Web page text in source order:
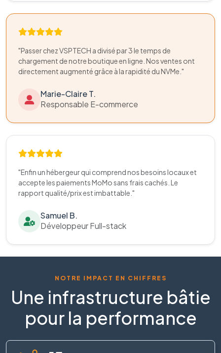
"Passer chez VSPTECH a divisé par 3 le temps de
chargement de notre boutique en ligne. Nos ventes ont
directement augmenté grâce à la rapidité du NVMe."
Marie-Claire T.
Responsable E-commerce
"Enfin un hébergeur qui comprend nos besoins locaux et
accepte les paiements MoMo sans frais cachés. Le
rapport qualité/prix est imbattable."
Samuel B.
Développeur Full-stack
NOTRE IMPACT EN CHIFFRES
Une infrastructure bâtie
pour la performance